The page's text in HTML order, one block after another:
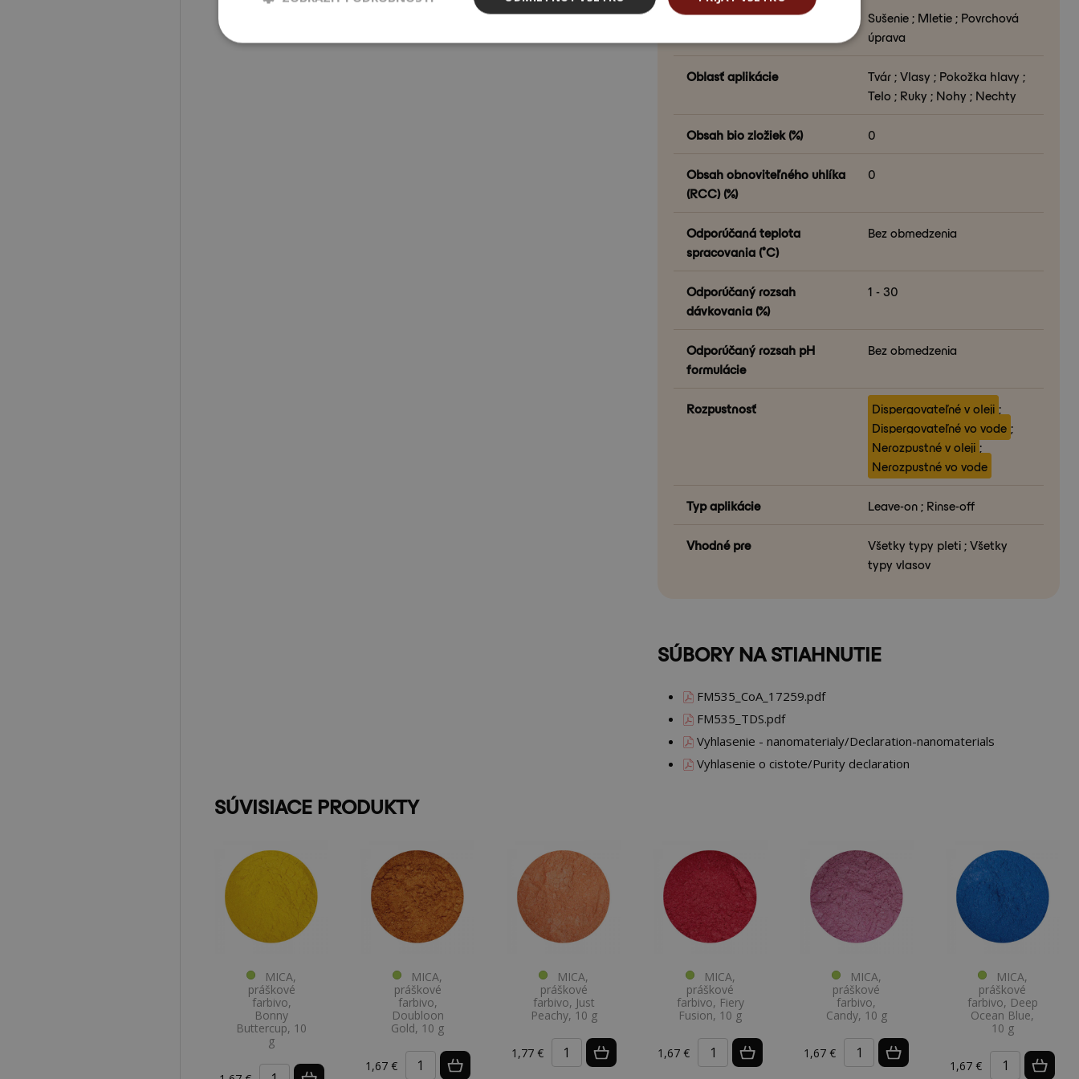
Metóda spracovania
Sušenie ; Mletie ; Povrchová
úprava
Oblasť aplikácie
Tvár ; Vlasy ; Pokožka hlavy ;
Telo ; Ruky ; Nohy ; Nechty
Obsah bio zložiek (%) 0
Obsah obnoviteľného uhlíka
(RCC) (%)
0
Odporúčaná teplota
spracovania (°C)
Bez obmedzenia
Odporúčaný rozsah
dávkovania (%)
1 - 30
Odporúčaný rozsah pH
formulácie
Bez obmedzenia
Rozpustnosť Dispergovateľné v oleji ;
Dispergovateľné vo vode ;
Nerozpustné v oleji ;
Nerozpustné vo vode
Typ aplikácie Leave-on ; Rinse-off
Vhodné pre
Všetky typy pleti ; Všetky
typy vlasov
SÚBORY NA STIAHNUTIE
FM535_CoA_17259.pdf
FM535_TDS.pdf
Vyhlasenie - nanomaterialy/Declaration-nanomaterials
Vyhlasenie o cistote/Purity declaration
SÚVISIACE PRODUKTY
MICA,
práškové
farbivo,
Bonny
Buttercup, 10
g
MICA,
práškové
farbivo,
Doubloon
Gold, 10 g
1,67 €
MICA,
práškové
farbivo, Just
Peachy, 10 g
1,77 €
MICA,
práškové
farbivo, Fiery
Fusion, 10 g
1,67 €
MICA,
práškové
farbivo,
Candy, 10 g
1,67 €
MICA,
práškové
farbivo, Deep
Ocean Blue,
10 g
1,67 €